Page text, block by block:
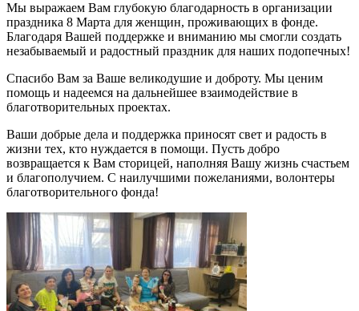
Мы выражаем Вам глубокую благодарность в организации
праздника 8 Марта для женщин, проживающих в фонде.
Благодаря Вашей поддержке и вниманию мы смогли создать
незабываемый и радостный праздник для наших подопечных!
Спасибо Вам за Ваше великодушие и доброту. Мы ценим
помощь и надеемся на дальнейшее взаимодействие в
благотворительных проектах.
Ваши добрые дела и поддержка приносят свет и радость в
жизни тех, кто нуждается в помощи. Пусть добро
возвращается к Вам сторицей, наполняя Вашу жизнь счастьем
и благополучием. С наилучшими пожеланиями, волонтеры
благотворительного фонда!